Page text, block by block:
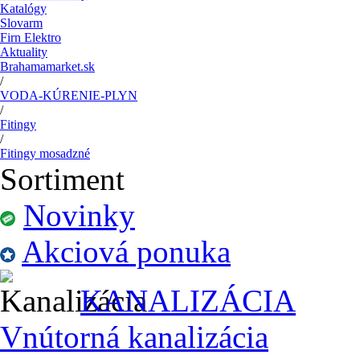
Katalógy
Slovarm
Firn Elektro
Aktuality
Brahamamarket.sk
/
VODA-KÚRENIE-PLYN
/
Fitingy
/
Fitingy mosadzné
Sortiment
Novinky
Akciová ponuka
KANALIZÁCIA
Vnútorná kanalizácia